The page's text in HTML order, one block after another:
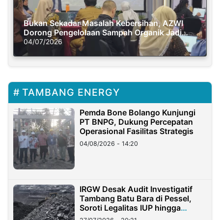
Bukan Sekadar Masalah Kebersihan, AZWI
Dorong Pengelolaan Sampah Organik Jadi
Solusi Krisis Iklim
04/07/2026
TAMBANG ENERGY
Pemda Bone Bolango Kunjungi
PT BNPG, Dukung Percepatan
Operasional Fasilitas Strategis
04/08/2026 - 14:20
IRGW Desak Audit Investigatif
Tambang Batu Bara di Pessel,
Soroti Legalitas IUP hingga
Stockpile